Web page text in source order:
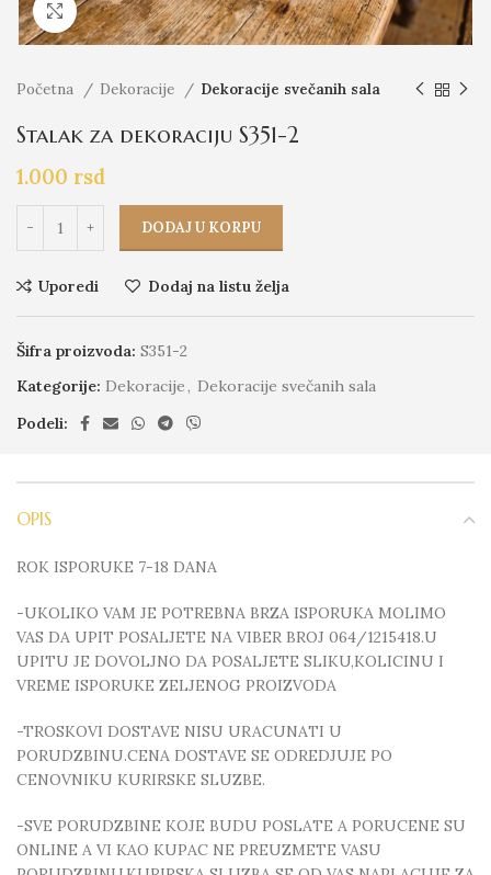
Click to enlarge
Početna Dekoracije Dekoracije svečanih sala
Stalak za dekoraciju S351-2
1.000 rsd
DODAJ U KORPU
Uporedi Dodaj na listu želja
Šifra proizvoda: S351-2
Kategorije: Dekoracije, Dekoracije svečanih sala
Podeli:
OPIS
ROK ISPORUKE 7-18 DANA
-UKOLIKO VAM JE POTREBNA BRZA ISPORUKA MOLIMO
VAS DA UPIT POSALJETE NA VIBER BROJ 064/1215418.U
UPITU JE DOVOLJNO DA POSALJETE SLIKU,KOLICINU I
VREME ISPORUKE ZELJENOG PROIZVODA
-TROSKOVI DOSTAVE NISU URACUNATI U
PORUDZBINU.CENA DOSTAVE SE ODREDJUJE PO
CENOVNIKU KURIRSKE SLUZBE.
-SVE PORUDZBINE KOJE BUDU POSLATE A PORUCENE SU
ONLINE A VI KAO KUPAC NE PREUZMETE VASU